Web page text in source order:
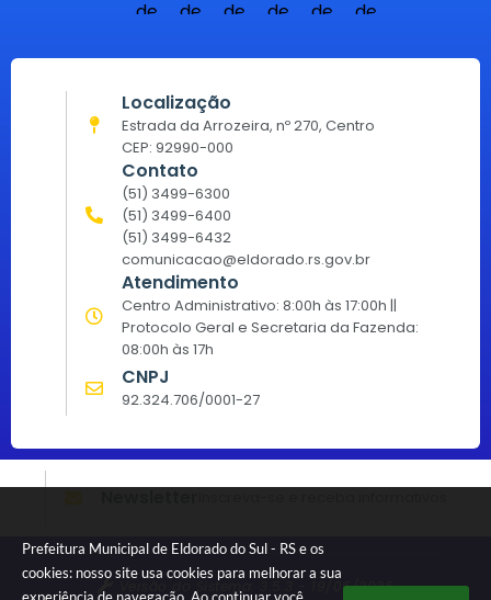
Prefeitura Municipal de Eldorado do Sul - RS e os
cookies: nosso site usa cookies para melhorar a sua
Localização
Estrada da Arrozeira, nº 270, Centro
CEP: 92990-000
Contato
(51) 3499-6300
(51) 3499-6400
(51) 3499-6432
comunicacao@eldorado.rs.gov.br
Atendimento
Centro Administrativo: 8:00h às 17:00h ||
Protocolo Geral e Secretaria da Fazenda:
08:00h às 17h
CNPJ
92.324.706/0001-27
Versão do Sistema:
3.5.3 - 19/06/2026